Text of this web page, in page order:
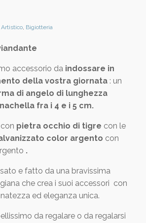
, Bigiotteria
accessorio da indossare in
della vostra giornata : un
di angelo di lunghezza
fra i 4 e i 5 cm.
pietra occhio di tigre con le
color argento con
.
e fatto da una bravissima
che crea i suoi accessori con
ed eleganza unica.
da regalare o da regalarsi